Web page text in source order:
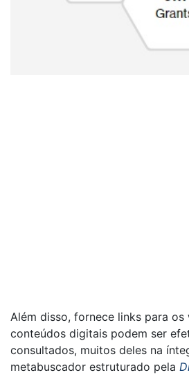
Além disso, fornece links para
conteúdos digitais podem ser
consultados, muitos deles na
metabuscador estruturado pela